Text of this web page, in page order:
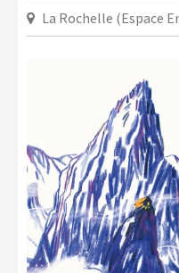
La Rochelle (Espace